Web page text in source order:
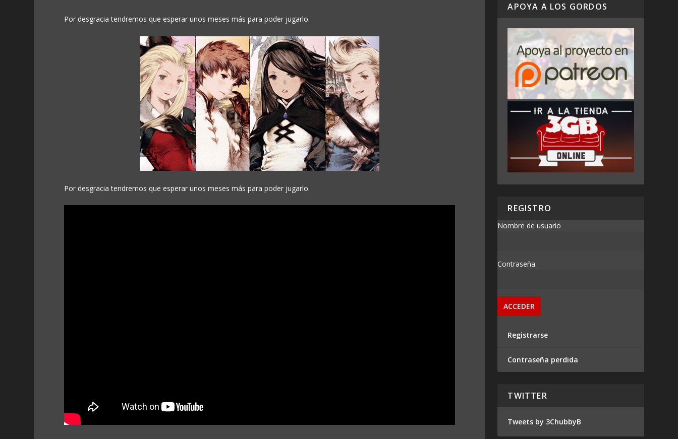
Por desgracia tendremos que esperar unos meses más para poder jugarlo.
Por desgracia tendremos que esperar unos meses más para poder jugarlo.
APOYA A LOS GORDOS
REGISTRO
Nombre de usuario
Contraseña
Registrarse
Contraseña perdida
TWITTER
Tweets by 3ChubbyB